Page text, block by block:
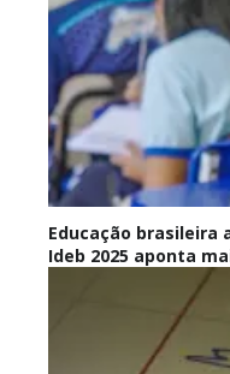
Educação brasileira
Ideb 2025 aponta